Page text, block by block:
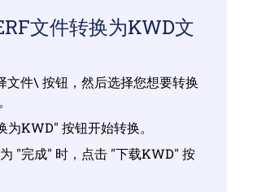
文件转换为KWD文
文件\ 按钮，然后选择您想要转换
为KWD" 按钮开始转换。
"完成" 时，点击 "下载KWD" 按